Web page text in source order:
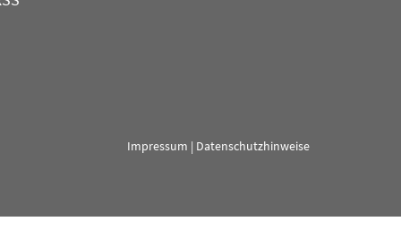
Impressum | Datenschutzhinweise